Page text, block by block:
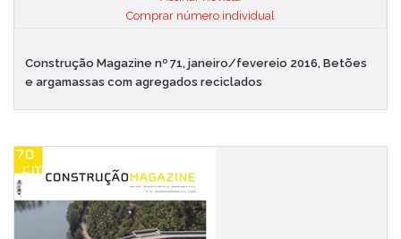
Comprar número individual
Construção Magazine nº 71, janeiro/fevereio 2016, Betões
e argamassas com agregados reciclados